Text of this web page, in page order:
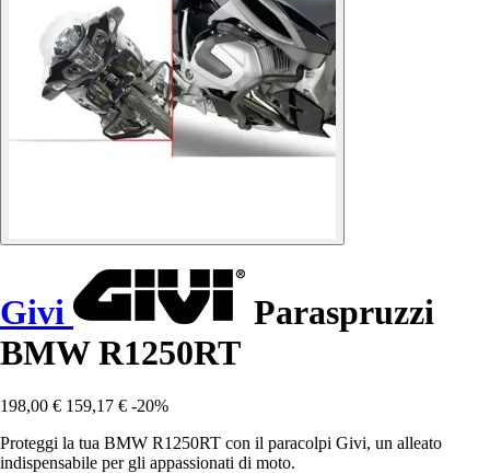
Givi
Paraspruzzi
BMW R1250RT
198,00 € 159,17 € -20%
Proteggi la tua BMW R1250RT con il paracolpi Givi, un alleato
indispensabile per gli appassionati di moto.